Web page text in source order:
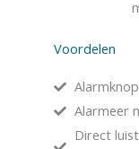
Voordelen
Alarmeer
Direct